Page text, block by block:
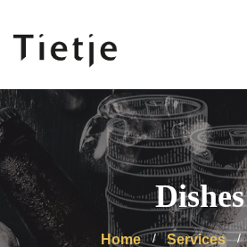
Dishes
Home Services